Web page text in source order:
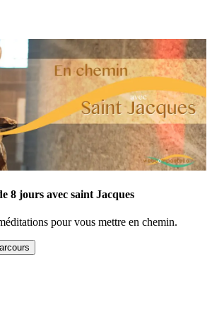
8 jours avec saint Jacques
pour vous mettre en chemin.